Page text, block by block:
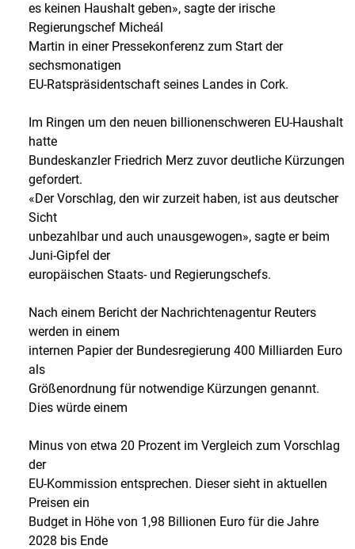
es keinen Haushalt geben», sagte der irische
Regierungschef Micheál
Martin in einer Pressekonferenz zum Start der
sechsmonatigen
EU-Ratspräsidentschaft seines Landes in Cork.
Im Ringen um den neuen billionenschweren EU-Haushalt
hatte
Bundeskanzler Friedrich Merz zuvor deutliche Kürzungen
gefordert.
«Der Vorschlag, den wir zurzeit haben, ist aus deutscher
Sicht
unbezahlbar und auch unausgewogen», sagte er beim
Juni-Gipfel der
europäischen Staats- und Regierungschefs.
Nach einem Bericht der Nachrichtenagentur Reuters
werden in einem
internen Papier der Bundesregierung 400 Milliarden Euro
als
Größenordnung für notwendige Kürzungen genannt.
Dies würde einem
Minus von etwa 20 Prozent im Vergleich zum Vorschlag
der
EU-Kommission entsprechen. Dieser sieht in aktuellen
Preisen ein
Budget in Höhe von 1,98 Billionen Euro für die Jahre
2028 bis Ende